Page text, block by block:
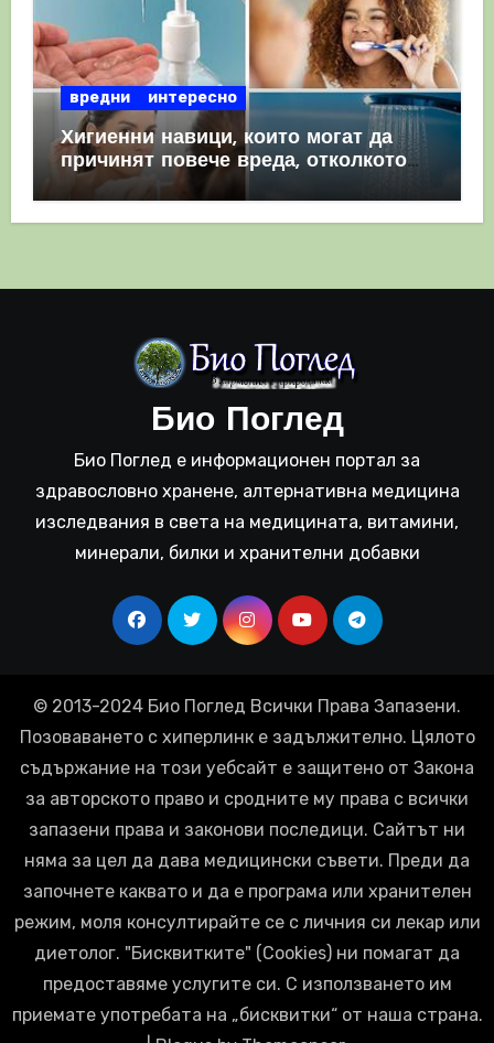
вредни интересно
Хигиенни навици, които могат да
причинят повече вреда, отколкото
полза
Био Поглед
Био Поглед е информационен портал за
здравословно хранене, алтернативна медицина
изследвания в света на медицината, витамини,
минерали, билки и хранителни добавки
© 2013-2024 Био Поглед Всички Права Запазени.
Позоваването с хиперлинк е задължително. Цялото
съдържание на този уебсайт е защитено от Закона
за авторското право и сродните му права с всички
запазени права и законови последици. Сайтът ни
няма за цел да дава медицински съвети. Преди да
започнете каквато и да е програма или хранителен
режим, моля консултирайте се с личния си лекар или
диетолог. "Бисквитките" (Cookies) ни помагат да
предоставяме услугите си. С използването им
приемате употребата на „бисквитки“ от наша страна.